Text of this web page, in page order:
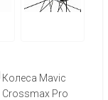
Колеса Mavic
Crossmax Pro